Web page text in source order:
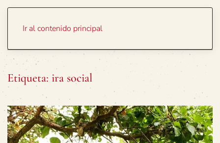
Ir al contenido principal
Etiqueta: ira social